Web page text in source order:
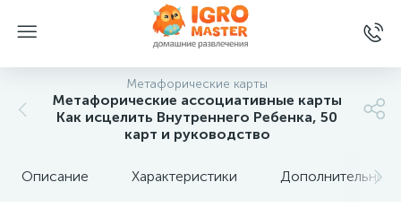
Метафорические карты
Метафорические ассоциативные карты
Как исцелить Внутреннего Ребенка, 50
карт и руководство
Описание Характеристики Дополнительные